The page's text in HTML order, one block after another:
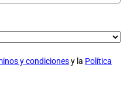
y condicionesy la Política